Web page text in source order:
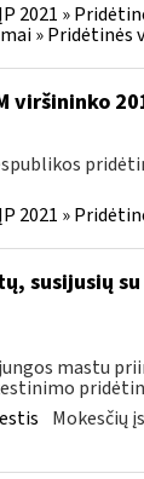
2021 »
» Pridėtinės
viršininko
2021 »
susijusių
mastu
Mokesčių